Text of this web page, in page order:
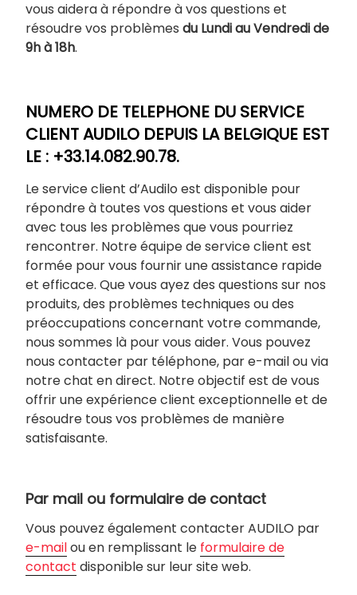
vous aidera à répondre à vos questions et
résoudre vos problèmes du Lundi au Vendredi de
9h à 18h.
NUMERO DE TELEPHONE DU SERVICE
CLIENT AUDILO DEPUIS LA BELGIQUE EST
LE : +33.14.082.90.78.
Le service client d’Audilo est disponible pour
répondre à toutes vos questions et vous aider
avec tous les problèmes que vous pourriez
rencontrer. Notre équipe de service client est
formée pour vous fournir une assistance rapide
et efficace. Que vous ayez des questions sur nos
produits, des problèmes techniques ou des
préoccupations concernant votre commande,
nous sommes là pour vous aider. Vous pouvez
nous contacter par téléphone, par e-mail ou via
notre chat en direct. Notre objectif est de vous
offrir une expérience client exceptionnelle et de
résoudre tous vos problèmes de manière
satisfaisante.
Par mail ou formulaire de contact
Vous pouvez également contacter AUDILO par
e-mailou en remplissant le formulaire de
contact disponible sur leur site web.